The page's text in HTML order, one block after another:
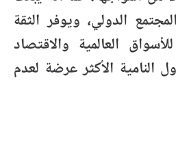
الدولي، ويوفر الثقة
العالمية والاقتصاد
النامية الأكثر عرضة لعدم